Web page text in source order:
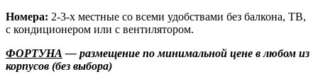
Номера: 2-3-х местные со всеми удобствами без балкона, ТВ,
с кондиционером или с вентилятором.
ФОРТУНА — размещение по минимальной цене в любом из
корпусов (без выбора)